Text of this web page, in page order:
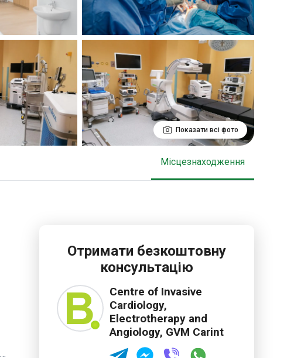
Показати всі фото
Місцезнаходження
Отримати безкоштовну
консультацію
Centre of Invasive
Cardiology,
Electrotherapy and
Angiology, GVM Carint